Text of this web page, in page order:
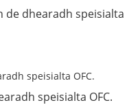
de dhearadh speisialta
speisialta OFC.